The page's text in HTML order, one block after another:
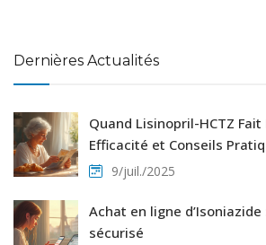
Dernières Actualités
Quand Lisinopril-HCTZ Fait
Efficacité et Conseils
9/juil./2025
Achat en ligne
sécurisé